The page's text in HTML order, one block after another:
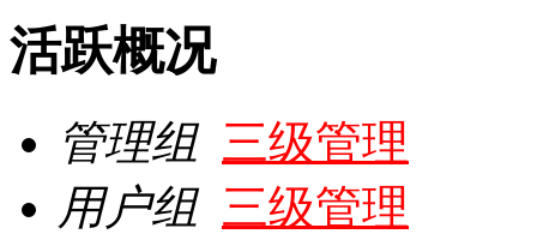
活跃概况
管理组 三级管理
用户组 三级管理